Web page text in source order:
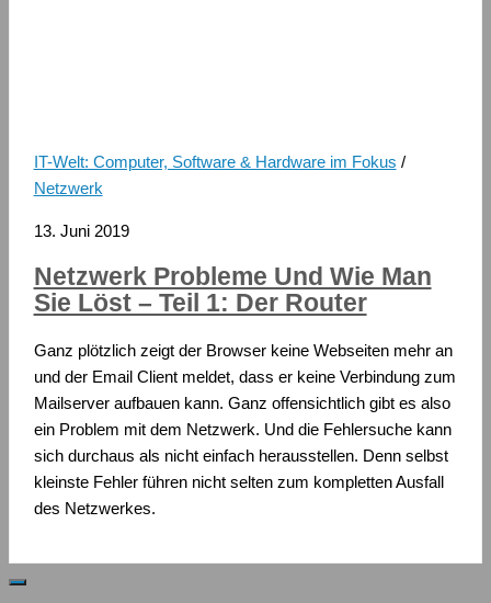
IT-Welt: Computer, Software & Hardware im Fokus /
Netzwerk
13. Juni 2019
Netzwerk Probleme Und Wie Man
Sie Löst – Teil 1: Der Router
Ganz plötzlich zeigt der Browser keine Webseiten mehr an
und der Email Client meldet, dass er keine Verbindung zum
Mailserver aufbauen kann. Ganz offensichtlich gibt es also
ein Problem mit dem Netzwerk. Und die Fehlersuche kann
sich durchaus als nicht einfach herausstellen. Denn selbst
kleinste Fehler führen nicht selten zum kompletten Ausfall
des Netzwerkes.